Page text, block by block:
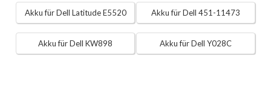
Akku für Dell Latitude E5520 Akku für Dell 451-11473
Akku für Dell KW898 Akku für Dell Y028C